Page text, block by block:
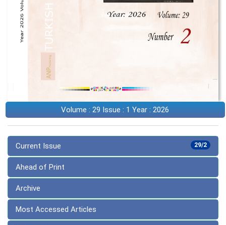
Volume : 29 Issue : 1 Year : 2026
29/2
Current Issue
Ahead of Print
Archive
Most Accessed Articles